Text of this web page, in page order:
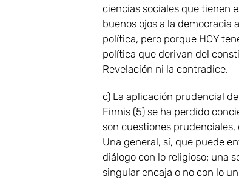
ciencias sociales que tienen
buenos ojos a la democracia
política, pero porque HOY
política que derivan del
Revelación ni la contradice.
c) La aplicación prudencial
Finnis (5) se ha perdido
son cuestiones
Una general, sí, que puede
diálogo con lo religioso; una
singular encaja o no con lo